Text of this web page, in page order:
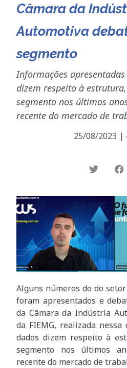
Câmara da
Automotiva
segmento
Informações
dizem respeito à
segmento nos últimos
recente do mercado de
25/08/2023 |
Alguns números do do
foram apresentados e
da Câmara da Indústria
da FIEMG, realizada
dados dizem respeito à
segmento nos últimos
recente do mercado de